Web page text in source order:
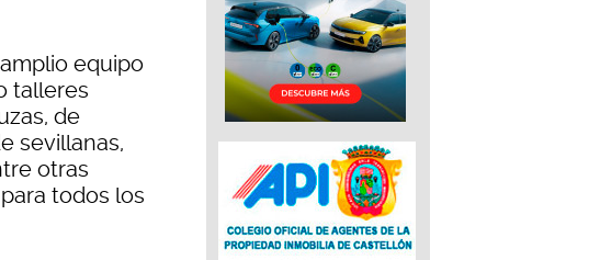
equipo
talleres
de
sevillanas,
otras
todos los